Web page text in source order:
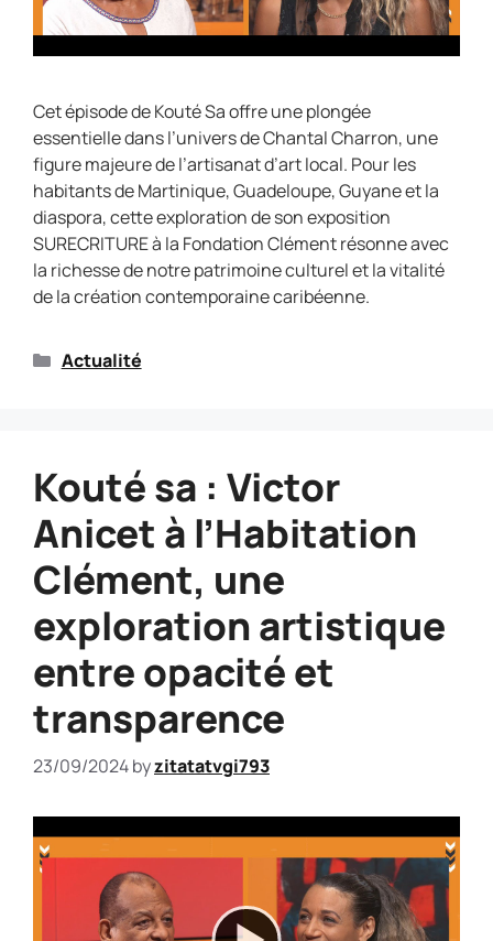
Cet épisode de Kouté Sa offre une plongée
essentielle dans l’univers de Chantal Charron, une
figure majeure de l’artisanat d’art local. Pour les
habitants de Martinique, Guadeloupe, Guyane et la
diaspora, cette exploration de son exposition
SURECRITURE à la Fondation Clément résonne avec
la richesse de notre patrimoine culturel et la vitalité
de la création contemporaine caribéenne.
Actualité
Kouté sa : Victor
Anicet à l’Habitation
Clément, une
exploration artistique
entre opacité et
transparence
23/09/2024byzitatatvgi793